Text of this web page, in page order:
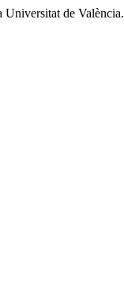
Universitat de València.